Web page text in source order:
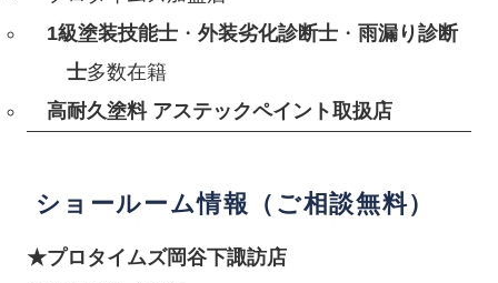
1級塗装技能士・ 外装劣化診断士・ 雨漏り診断
士多数在籍
高耐久塗料 アステックペイント取扱店
ショールーム情報（ご相談無料）
★プロタイムズ岡谷下諏訪店